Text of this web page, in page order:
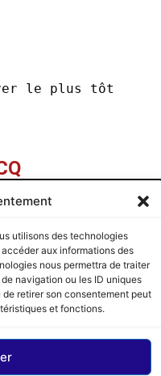
utilisons des technologies
aux informations des
nous permettra de traiter
navigation ou les ID uniques
retirer son consentement peut
et fonctions.
le plus tôt
de cette auteur
SUIVANT
Ayer’s Cliff haut lieu de traditions
SUIVEZ-NOUS